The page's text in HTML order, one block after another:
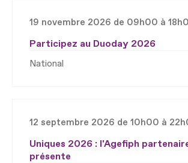
19 novembre 2026 de 09h00 à
Participez au Duoday 2026
National
12 septembre 2026 de 10h00 à
Uniques 2026 : l'Agefiph
présente